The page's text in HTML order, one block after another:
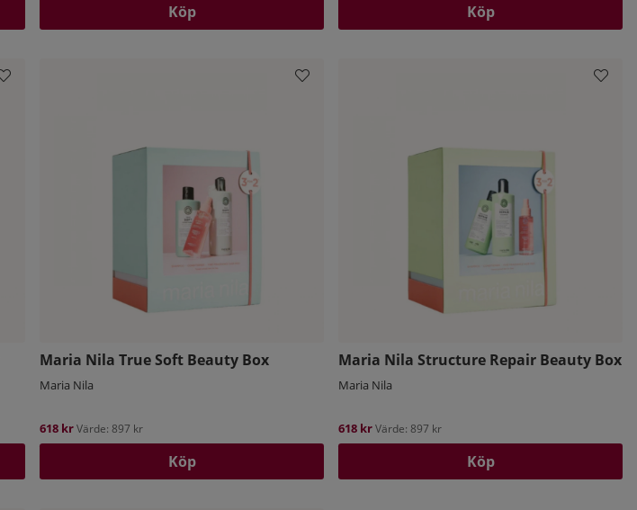
Köp Köp
Maria Nila True Soft Beauty Box
Maria Nila
618 krVärde: 897 kr
Köp
Maria Nila Structure Repair Beauty Box
Maria Nila
618 krVärde: 897 kr
Köp